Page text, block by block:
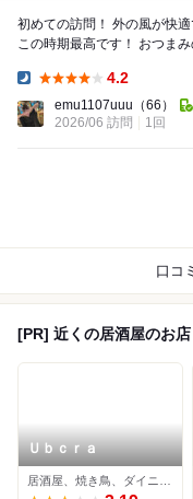
初めての訪問！ 外の風が快適で外飲みしてるきぶん！！ 日も長くなって
この時期最高です！ おつまみの小鉢がまたいい！ お酒すすみます！ ハイ
4.2
emu1107uuu （66）
2026/06 訪問
1回
口コ
[PR] 近くの居酒屋のお店
Ｕｂｃｒａ